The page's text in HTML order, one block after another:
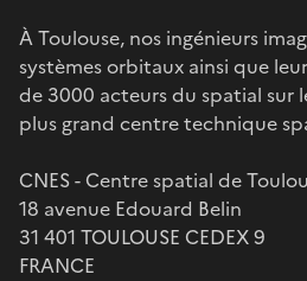
À Toulouse, nos ingénieurs
systèmes orbitaux ainsi que
de 3000 acteurs du spatial sur
plus grand centre technique
CNES - Centre spatial de
18 avenue Edouard Belin
31 401 TOULOUSE CEDEX 9
FRANCE